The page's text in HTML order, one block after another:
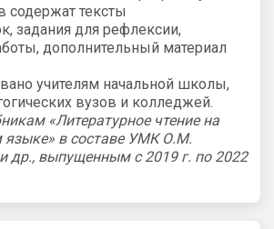
содержат тексты
задания для рефлексии,
дополнительный материал
учителям начальной школы,
вузов и колледжей.
«Литературное чтение на
языке» в составе УМК О.М.
др., выпущенным с 2019 г. по 2022